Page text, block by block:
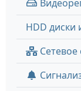
HDD диски